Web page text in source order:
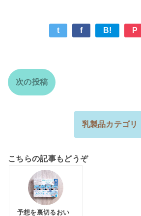
t f B! P
次の投稿
乳製品カテゴリ
こちらの記事もどうぞ
予想を裏切るおい